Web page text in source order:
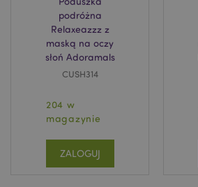
podróżna
Relaxeazzz z
maską na oczy
słoń Adoramals
CUSH314
204 w
magazynie
ZALOGUJ
X-Magento-Vary